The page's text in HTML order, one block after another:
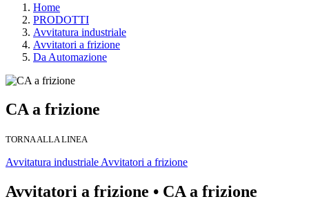
Home
PRODOTTI
Avvitatura industriale
Avvitatori a frizione
Da Automazione
CA a frizione
TORNA ALLA LINEA
Avvitatura industriale Avvitatori a frizione
Avvitatori a frizione • CA a frizione